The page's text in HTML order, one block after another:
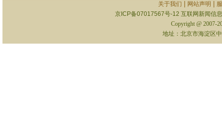
关于我们 网站声明
京ICP备07017567号-12 互联网新闻信
Copyright @ 2007-
地址：北京市海淀区